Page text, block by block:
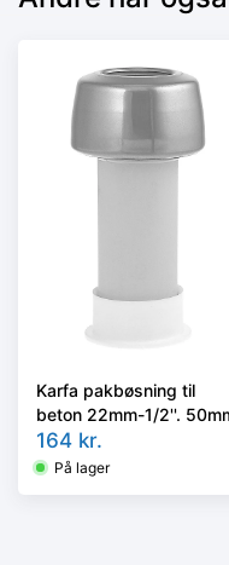
Karfa pakbøsning til
beton 22mm-1/2''.
164 kr.
På lager